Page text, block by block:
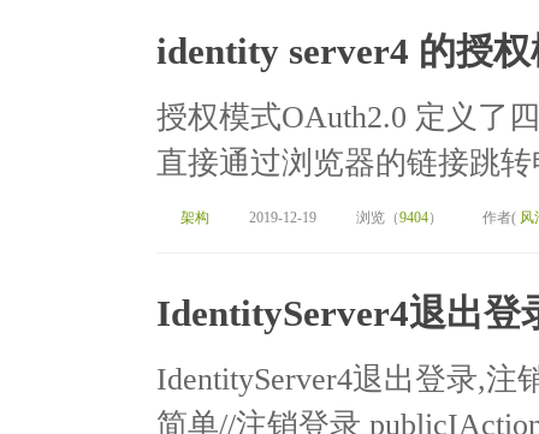
identity server4 的授
授权模式OAuth2.0 定义了
直接通过浏览器的链接跳
架构 2019-12-19 浏览（9404） 作者( 风
IdentityServer4退出登
IdentityServer4退出登录,
简单//注销登录